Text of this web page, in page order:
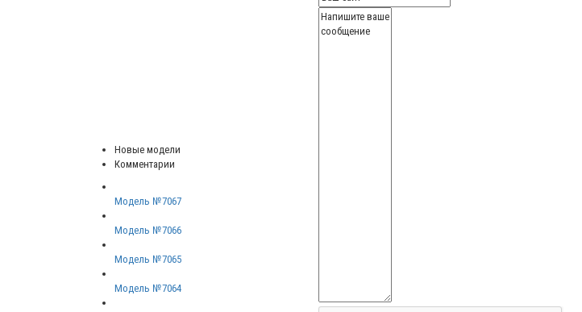
Новые модели
Комментарии
Модель №7067
Модель №7066
Модель №7065
Модель №7064